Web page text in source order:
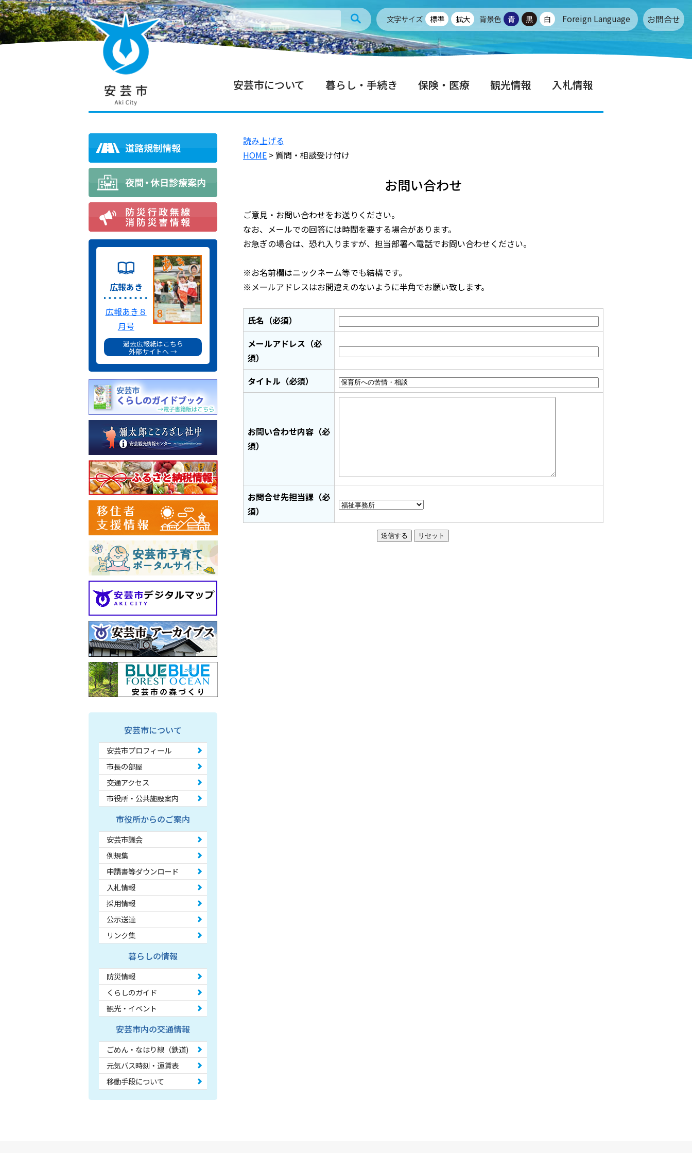
文字サイズ 標準 拡大 背景色 青 黒 白 Foreign Language お問合せ
安芸市について 暮らし・手続き 保険・医療 観光情報 入札情報
読み上げる
HOME > 質問・相談受け付け
お問い合わせ
ご意見・お問い合わせをお送りください。
なお、メールでの回答には時間を要する場合があります。
お急ぎの場合は、恐れ入りますが、担当部署へ電話でお問い合わせください。
※お名前欄はニックネーム等でも結構です。
※メールアドレスはお間違えのないように半角でお願い致します。
氏名（必須）
メールアドレス（必
須）
タイトル（必須）
お問い合わせ内容（必
須）
お問合せ先担当課（必
須）
広報あき
広報あき８
月号
過去広報紙はこちら
外部サイトへ →
安芸市について
安芸市プロフィール
市長の部屋
交通アクセス
市役所・公共施設案内
市役所からのご案内
安芸市議会
例規集
申請書等ダウンロード
入札情報
採用情報
公示送達
リンク集
暮らしの情報
防災情報
くらしのガイド
観光・イベント
安芸市内の交通情報
ごめん・なはり線（鉄道)
元気バス時刻・運賃表
移動手段について